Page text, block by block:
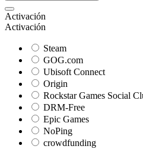
Activación
Activación
Steam
GOG.com
Ubisoft Connect
Origin
Rockstar Games Social
DRM-Free
Epic Games
NoPing
crowdfunding